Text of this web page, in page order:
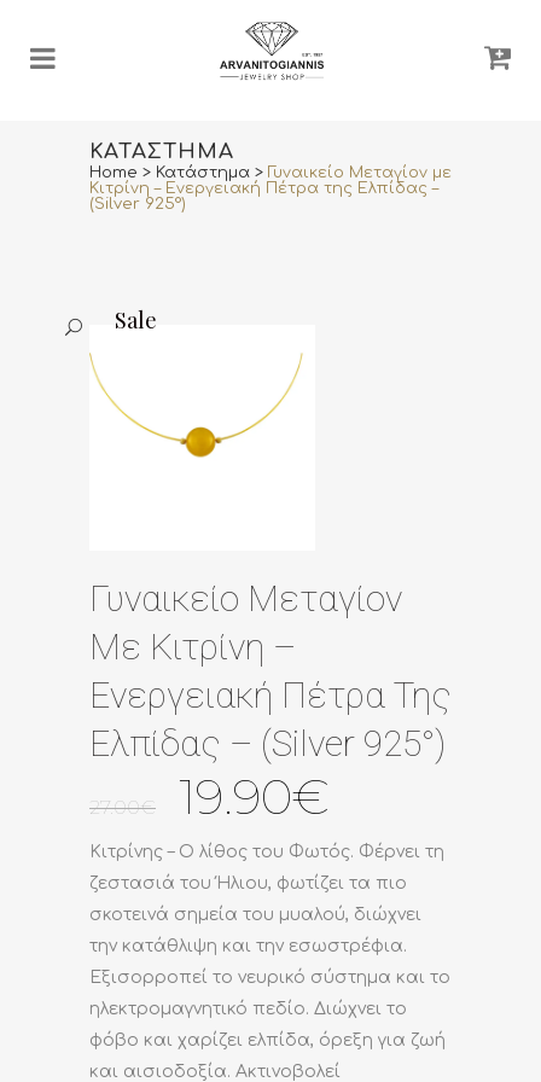
ΚΑΤΆΣΤΗΜΑ
Home > Κατάστημα >
Γυναικείο Μεταγίον με
Κιτρίνη – Ενεργειακή Πέτρα της Ελπίδας –
(Silver 925°)
Sale
Γυναικείο Μεταγίον
Με Κιτρίνη –
Ενεργειακή Πέτρα Της
Ελπίδας – (Silver 925°)
27.00€ Original
price
was:
27.00€.
19.90€
τρέχουσα
τιμή
είναι:
19.90€.
Κιτρίνης – Ο λίθος του Φωτός. Φέρνει τη
ζεστασιά του Ήλιου, φωτίζει τα πιο
σκοτεινά σημεία του μυαλού, διώχνει
την κατάθλιψη και την εσωστρέφια.
Εξισορροπεί το νευρικό σύστημα και το
ηλεκτρομαγνητικό πεδίο. Διώχνει το
φόβο και χαρίζει ελπίδα, όρεξη για ζωή
και αισιοδοξία. Ακτινοβολεί